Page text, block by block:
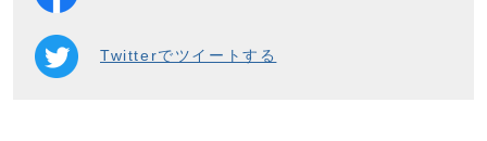
Twitterでツイートする